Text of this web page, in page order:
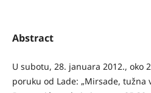
Abstract
U subotu, 28. januara 2012., oko
poruku od Lade: „Mirsade,